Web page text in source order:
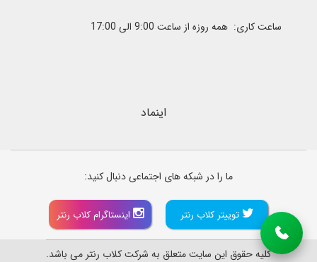
ساعت کاری: همه روزه از ساعت 9:00 الی 17:00
اینماد
ما را در شبکه های اجتماعی دنبال کنید:
توییتر کلاب رنتر اینستاگرام کلاب رنتر
کلیه حقوق این سایت متعلق به شرکت کلاب رنتر می باشد.